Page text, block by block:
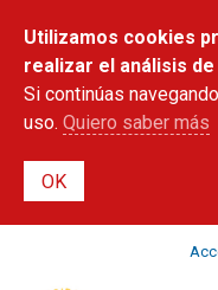
Utilizamos cookies
realizar el análisis
Si continúas
uso. Quiero saber más